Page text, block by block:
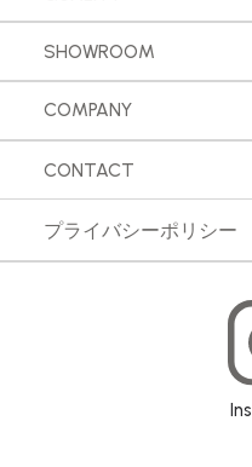
SHOWROOM
COMPANY
CONTACT
プライバシーポリシー